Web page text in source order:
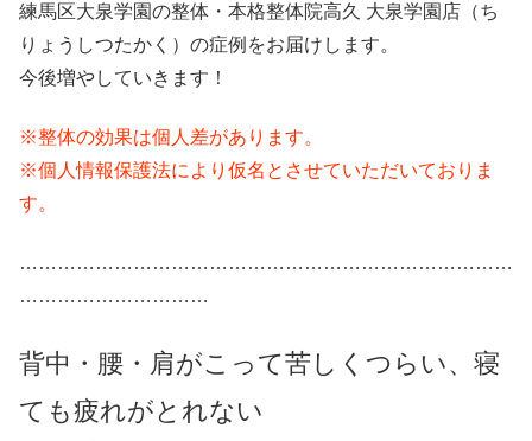
練馬区大泉学園の整体・本格整体院高久 大泉学園店（ち
りょうしつたかく）の症例をお届けします。
今後増やしていきます！
※整体の効果は個人差があります。
※個人情報保護法により仮名とさせていただいておりま
す。
……………………………………………………………………
…………………………
背中・腰・肩がこって苦しくつらい、寝
ても疲れがとれない